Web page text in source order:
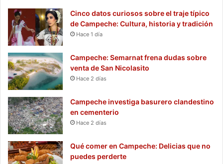
Cinco datos curiosos sobre el traje típico
de Campeche: Cultura, historia y tradición
Hace 1 día
Campeche: Semarnat frena dudas sobre
venta de San Nicolasito
Hace 2 días
Campeche investiga basurero clandestino
en cementerio
Hace 2 días
Qué comer en Campeche: Delicias que no
puedes perderte